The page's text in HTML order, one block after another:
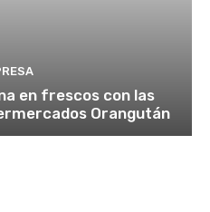
en frescos con las
Orangután